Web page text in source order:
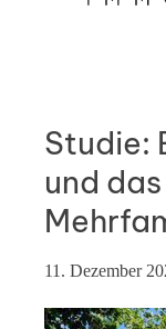
Studie:
und
11. Dezember